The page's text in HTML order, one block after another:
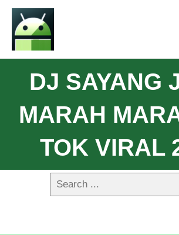
DJ SAYANG
MARAH
TOK VIRAL